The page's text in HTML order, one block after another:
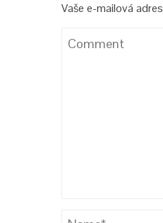
Vaše e-mailová